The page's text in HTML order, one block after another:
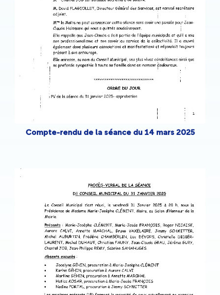
Compte-rendu de la séance du 14 mars 2025